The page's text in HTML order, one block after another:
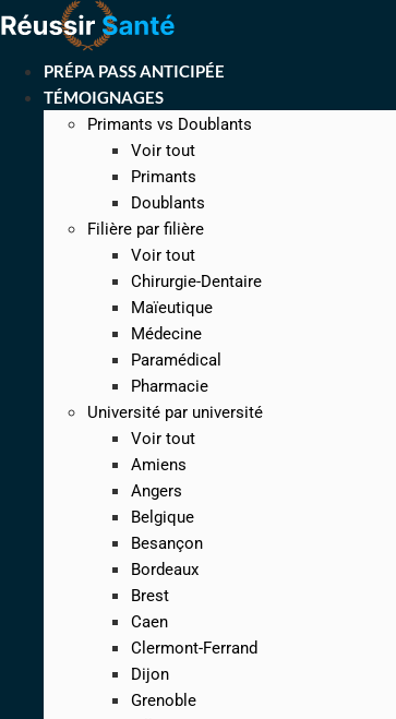
Aller
au
contenuPRÉPA PASS ANTICIPÉE
TÉMOIGNAGES
Primants vs Doublants
Voir tout
Primants
Doublants
Filière par filière
Voir tout
Chirurgie-Dentaire
Maïeutique
Médecine
Paramédical
Pharmacie
Université par université
Voir tout
Amiens
Angers
Belgique
Besançon
Bordeaux
Brest
Caen
Clermont-Ferrand
Dijon
Grenoble